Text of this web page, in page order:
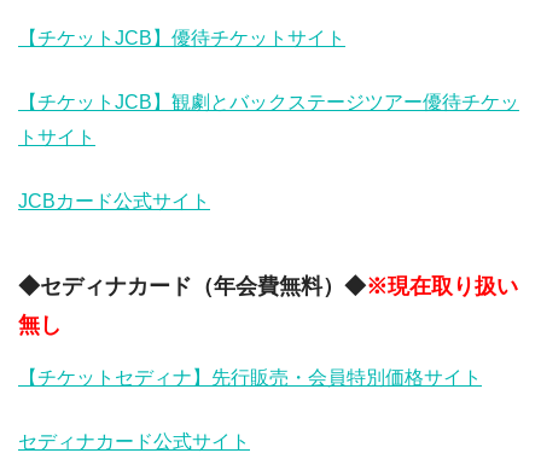
【チケットJCB】優待チケットサイト
【チケットJCB】観劇とバックステージツアー優待チケッ
トサイト
JCBカード公式サイト
◆セディナカード（年会費無料）◆※現在取り扱い
無し
【チケットセディナ】先行販売・会員特別価格サイト
セディナカード公式サイト